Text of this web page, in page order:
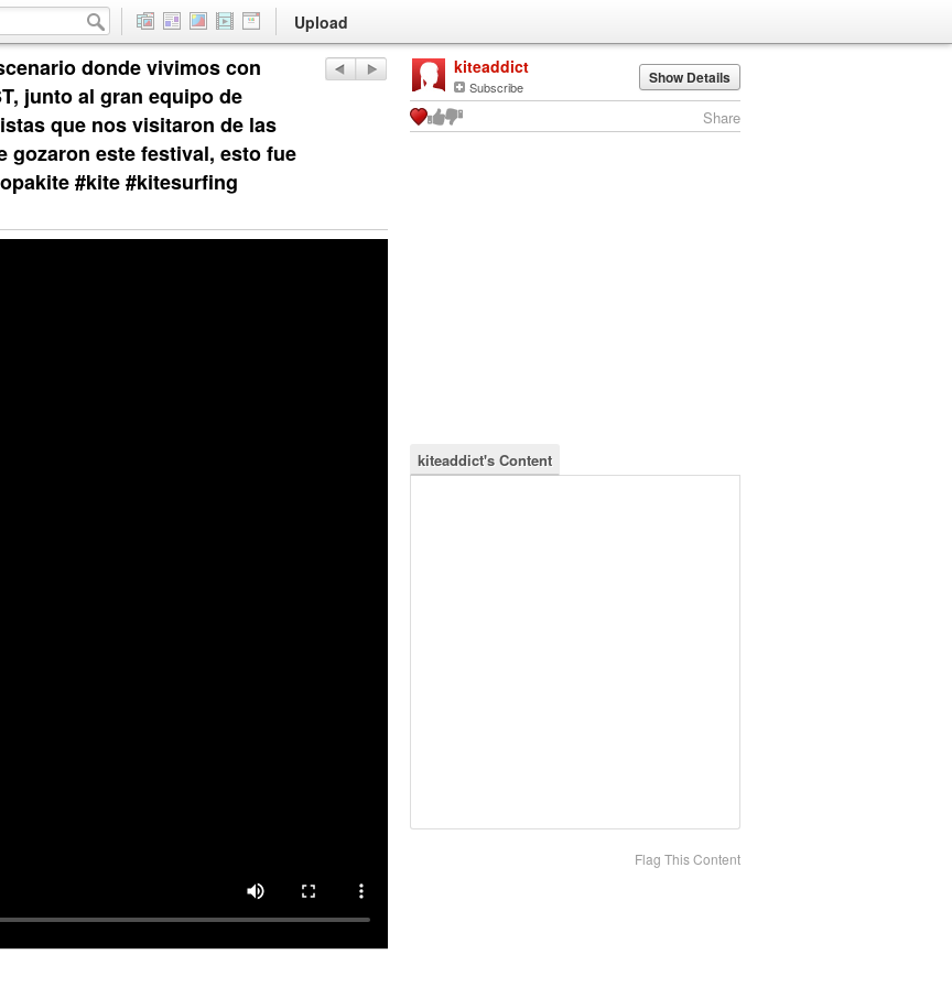
Upload
donde vivimos con
junto al gran equipo de
que nos visitaron de las
gozaron este festival, esto fue
#kite #kitesurfing
kiteaddict
Subscribe Show Details
Share
kiteaddict's Content
Flag This Content